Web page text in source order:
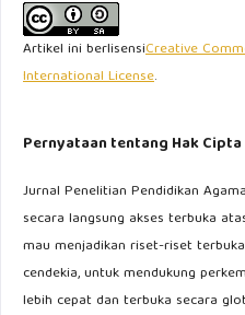
Artikel ini berlisensiCreative
International License.
Pernyataan tentang Hak
Jurnal Penelitian Pendidikan
secara langsung akses terbuka
mau menjadikan riset-riset
cendekia, untuk mendukung
lebih cepat dan terbuka secara